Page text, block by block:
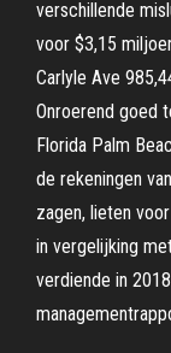
verschillende
voor $3,15
Carlyle Ave
Onroerend goed
Florida Palm
de rekeningen
zagen, lieten
in vergelijking
verdiende in